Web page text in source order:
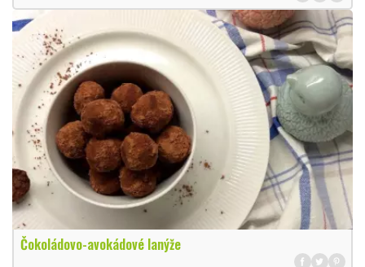
Čokoládovo-avokádové lanýže